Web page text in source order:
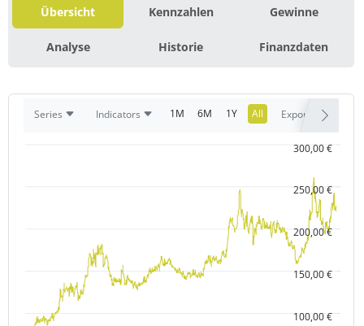
Übersicht Kennzahlen Gewinne
Analyse Historie Finanzdaten
Series Indicators 1M 6M 1Y All Export
100,00 €
150,00 €
200,00 €
250,00 €
300,00 €